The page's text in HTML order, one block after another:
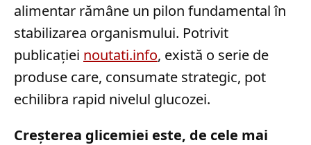
alimentar rămâne un pilon fundamental în
stabilizarea organismului. Potrivit
publicației noutati.info, există o serie de
produse care, consumate strategic, pot
echilibra rapid nivelul glucozei.
Creșterea glicemiei este, de cele mai